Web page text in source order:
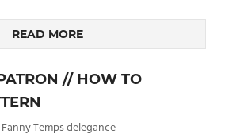
READ MORE
// HOW TO
Fanny Temps delegance